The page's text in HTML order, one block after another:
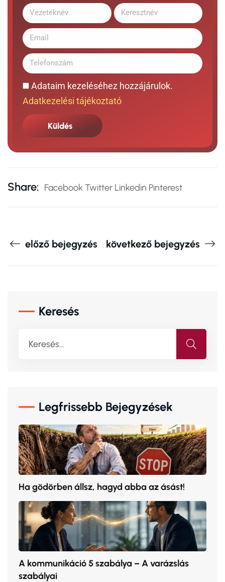
Adataim kezeléséhez hozzájárulok.
Adatkezelési tájékoztató
Küldés
Share: Facebook Twitter Linkedin Pinterest
előző bejegyzés következő bejegyzés
Keresés
Legfrissebb Bejegyzések
Ha gödörben állsz, hagyd abba az ásást!
A kommunikáció 5 szabálya – A varázslás
szabályai